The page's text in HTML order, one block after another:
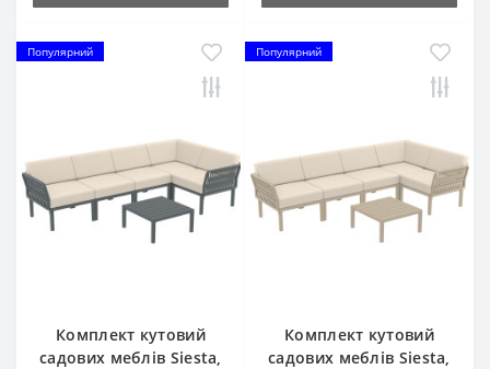
Популярний
Комплект кутовий
садових меблів Siesta,
Популярний
Комплект кутовий
садових меблів Siesta,